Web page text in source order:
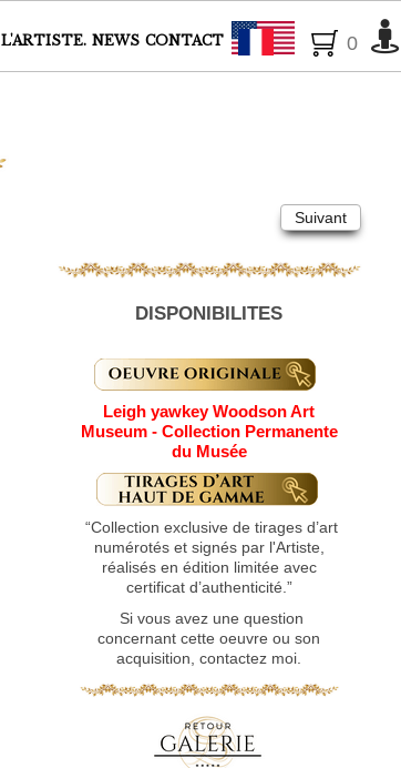
L'ARTISTE. NEWS CONTACT Français
0
Suivant
DISPONIBILITES
Leigh yawkey Woodson Art
Museum - Collection Permanente
du Musée
“Collection exclusive de tirages d’art
numérotés et signés par l'Artiste,
réalisés en édition limitée avec
certificat d’authenticité.”
Si vous avez une question
concernant cette oeuvre ou son
acquisition, contactez moi.